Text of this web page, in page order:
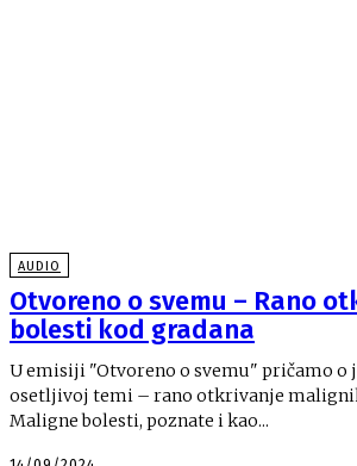
AUDIO
Otvoreno o svemu – Rano
bolesti kod gradana
U emisiji "Otvoreno o svemu" pričamo o
osetljivoj temi – rano otkrivanje
Maligne bolesti, poznate i kao...